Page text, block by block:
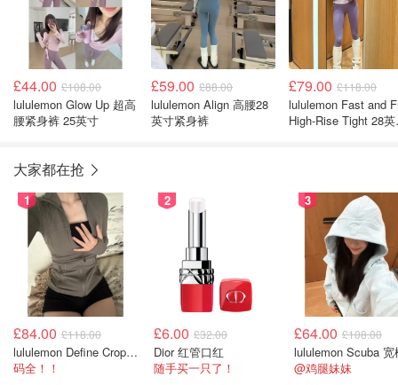
£44.00 £108.00
lululemon Glow Up 超高
腰紧身裤 25英寸
£59.00 £88.00
lululemon Align 高腰28
英寸紧身裤
£79.00 £118.00
lululemon Fast and
High-Rise Tight 28
大家都在抢
1
£84.00 £118.00
lululemon Define Cropped Jacket Nulu 短款夹克
码全！！
2
£6.00 £32.00
Dior 红管口红
随手买一只了！
3
£64.00 £108.00
@鸡腿妹妹